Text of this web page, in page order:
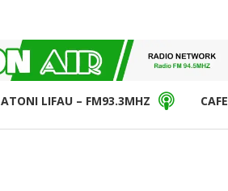
ATONI LIFAU – FM93.3MHZ